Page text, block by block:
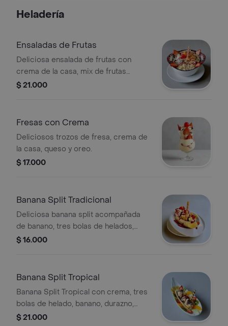
Heladería
Ensaladas de Frutas
Deliciosa ensalada de frutas con
crema de la casa, mix de frutas
frescas, queso y dos bolas de
$ 21.000
Fresas con Crema
Deliciosos trozos de fresa, crema de
la casa, queso y oreo.
$ 17.000
Banana Split Tradicional
Deliciosa banana split acompañada
de banano, tres bolas de helados,
chantilli, crema de la casa, barquillo,
$ 16.000
Banana Split Tropical
Banana Split Tropical con crema, tres
bolas de helado, banano, durazno,
fresa, manzana verde, kiwi, queso,
$ 21.000